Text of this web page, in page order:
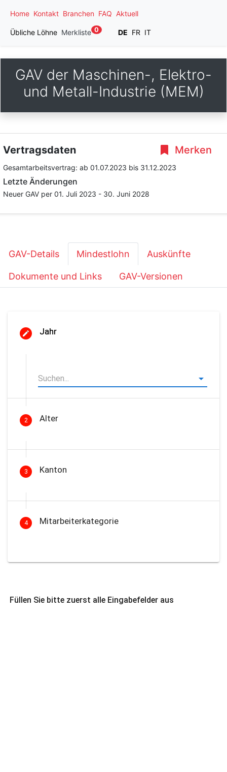
Home Kontakt Branchen FAQ Aktuell
Übliche Löhne Merkliste 0 DE FR IT
GAV der Maschinen-, Elektro-
und Metall-Industrie (MEM)
Merken
Vertragsdaten
Gesamtarbeitsvertrag: ab 01.07.2023 bis 31.12.2023
Letzte Änderungen
Neuer GAV per 01. Juli 2023 - 30. Juni 2028
GAV-Details Mindestlohn Auskünfte
Dokumente und Links GAV-Versionen
Jahr
2 Alter
3 Kanton
4 Mitarbeiterkategorie
Füllen Sie bitte zuerst alle Eingabefelder aus